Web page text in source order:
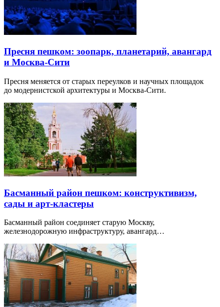
Пресня пешком: зоопарк, планетарий, авангард
и Москва-Сити
Пресня меняется от старых переулков и научных площадок
до модернистской архитектуры и Москва-Сити.
Басманный район пешком: конструктивизм,
сады и арт-кластеры
Басманный район соединяет старую Москву,
железнодорожную инфраструктуру, авангард…